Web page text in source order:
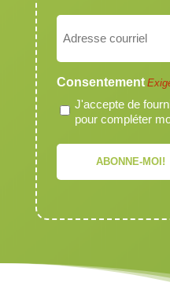
Courriel
Exigé
Consentement
J'accepte de
pour compléter